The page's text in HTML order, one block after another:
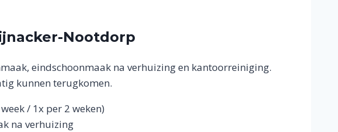
Nootdorp
eindschoonmaak na verhuizing en kantoorreiniging.
kunnen terugkomen.
/ 1x per 2 weken)
na verhuizing